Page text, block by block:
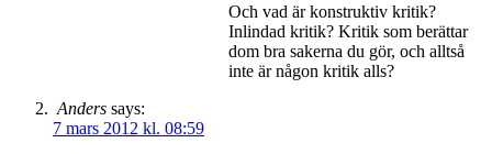
Och vad är konstruktiv kritik?
Inlindad kritik? Kritik som berättar
dom bra sakerna du gör, och alltså
inte är någon kritik alls?
Anders says:
7 mars 2012 kl. 08:59